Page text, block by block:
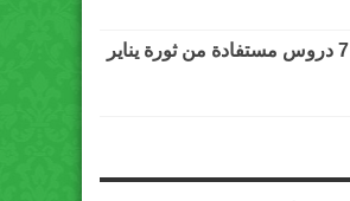
7 دروس مستفادة من ثورة يناير